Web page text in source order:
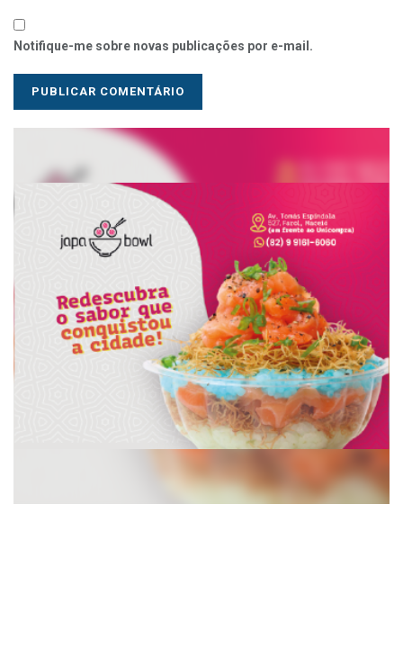
Notifique-me sobre novas publicações por e-mail.